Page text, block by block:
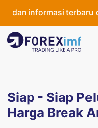
informasi terbaru di
Siap - Siap
Harga Break